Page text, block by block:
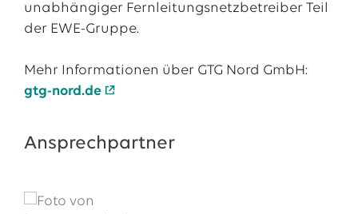
unabhängiger Fernleitungsnetzbetreiber Teil
der EWE-Gruppe.
Mehr Informationen über GTG Nord GmbH:
gtg-nord.de
Ansprechpartner